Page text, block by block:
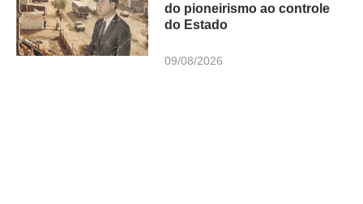
do pioneirismo ao controle
do Estado
09/08/2026